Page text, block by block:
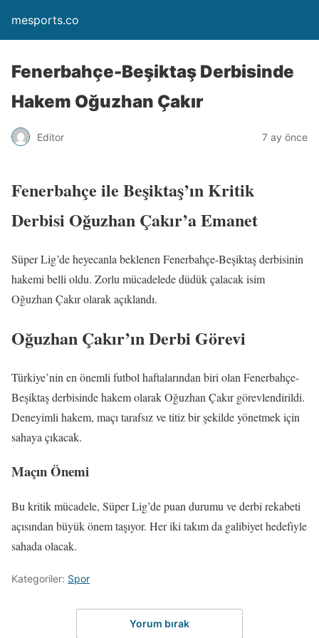
mesports.co
Fenerbahçe-Beşiktaş Derbisinde
Hakem Oğuzhan Çakır
Editor 7 ay önce
Fenerbahçe ile Beşiktaş’ın Kritik
Derbisi Oğuzhan Çakır’a Emanet
Süper Lig’de heyecanla beklenen Fenerbahçe-Beşiktaş derbisinin
hakemi belli oldu. Zorlu mücadelede düdük çalacak isim
Oğuzhan Çakır olarak açıklandı.
Oğuzhan Çakır’ın Derbi Görevi
Türkiye’nin en önemli futbol haftalarından biri olan Fenerbahçe-
Beşiktaş derbisinde hakem olarak Oğuzhan Çakır görevlendirildi.
Deneyimli hakem, maçı tarafsız ve titiz bir şekilde yönetmek için
sahaya çıkacak.
Maçın Önemi
Bu kritik mücadele, Süper Lig’de puan durumu ve derbi rekabeti
açısından büyük önem taşıyor. Her iki takım da galibiyet hedefiyle
sahada olacak.
Kategoriler: Spor
Yorum bırak